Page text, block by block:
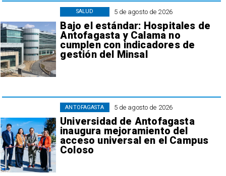
5 de agosto de 2026
Bajo el estándar: Hospitales de
Antofagasta y Calama no
cumplen con indicadores de
gestión del Minsal
SALUD
5 de agosto de 2026
Universidad de Antofagasta
inaugura mejoramiento del
acceso universal en el Campus
Coloso
ANTOFAGASTA